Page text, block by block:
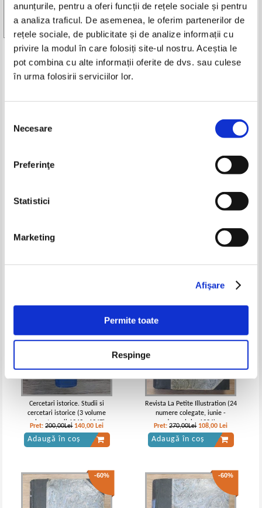
anunțurile, pentru a oferi funcții de rețele sociale și pentru
a analiza traficul. De asemenea, le oferim partenerilor de
rețele sociale, de publicitate și de analize informații cu
privire la modul în care folosiți site-ul nostru. Aceștia le
pot combina cu alte informații oferite de dvs. sau culese
în urma folosirii serviciilor lor.
consimțământului
Necesare
Preferinţe
Statistici
Marketing
Afişare
Permite toate
Respinge
Carte in limba: romana
Stare: buna
Produse din aceeasi categorie
-30%
Adaugă în coș
L'art du theatre (12 numere
105,00 Lei
Cercetari istorice. Studii si
cercetari istorice (3 volume
colegate, anii 1943 - 1947)
Pret:200,00Lei 140,00 Lei
Adaugă în coș
Revista La Petite Illustration (24
numere colegate, iunie -
decembrie, 1924)
Pret:270,00Lei 108,00 Lei
Adaugă în coș
-60% -60%